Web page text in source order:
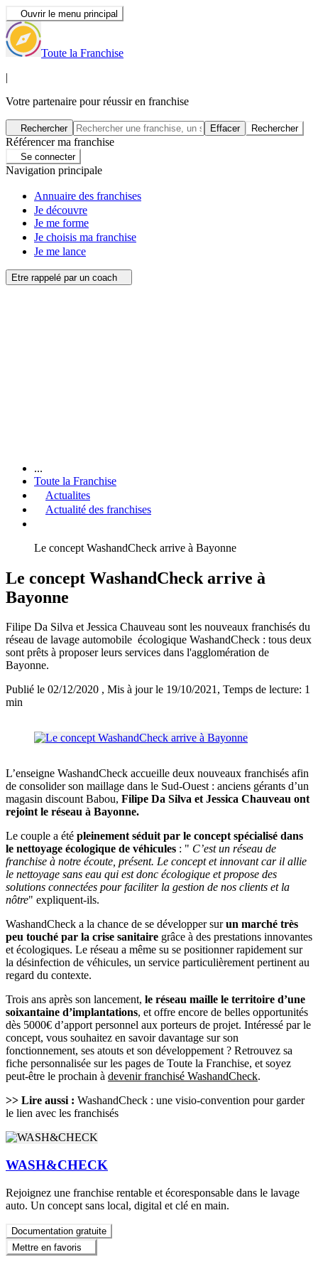
Ouvrir le menu principal
Toute la Franchise
|
Votre partenaire pour réussir en franchise
Rechercher Effacer Rechercher
Référencer ma franchise
Se connecter
Navigation principale
Annuaire des franchises
Je découvre
Je me forme
Je choisis ma franchise
Je me lance
Etre rappelé par un coach
...
Toute la Franchise
Actualites
Actualité des franchises
Le concept WashandCheck arrive à Bayonne
Le concept WashandCheck arrive à
Bayonne
Filipe Da Silva et Jessica Chauveau sont les nouveaux franchisés du
réseau de lavage automobile écologique WashandCheck : tous deux
sont prêts à proposer leurs services dans l'agglomération de
Bayonne.
Publié le 02/12/2020 , Mis à jour le 19/10/2021, Temps de lecture: 1
min
L’enseigne WashandCheck accueille deux nouveaux franchisés afin
de consolider son maillage dans le Sud-Ouest : anciens gérants d’un
magasin discount Babou, Filipe Da Silva et Jessica Chauveau ont
rejoint le réseau à Bayonne.
Le couple a été pleinement séduit par le concept spécialisé dans
le nettoyage écologique de véhicules : " C’est un réseau de
franchise à notre écoute, présent. Le concept et innovant car il allie
le nettoyage sans eau qui est donc écologique et propose des
solutions connectées pour faciliter la gestion de nos clients et la
nôtre" expliquent-ils.
WashandCheck a la chance de se développer surun marché très
peu touché par la crise sanitaire grâce à des prestations innovantes
et écologiques. Le réseau a même su se positionner rapidement sur
la désinfection de véhicules, un service particulièrement pertinent au
regard du contexte.
Trois ans après son lancement, le réseau maille le territoire d’une
soixantaine d’implantations, et offre encore de belles opportunités
dès 5000€ d’apport personnel aux porteurs de projet. Intéressé par le
concept, vous souhaitez en savoir davantage sur son
fonctionnement, ses atouts et son développement ? Retrouvez sa
fiche personnalisée sur les pages de Toute la Franchise, et soyez
peut-être le prochain à devenir franchisé WashandCheck.
>> Lire aussi : WashandCheck : une visio-convention pour garder
le lien avec les franchisés
WASH&CHECK
Rejoignez une franchise rentable et écoresponsable dans le lavage
auto. Un concept sans local, digital et clé en main.
Documentation gratuite
Mettre en favoris